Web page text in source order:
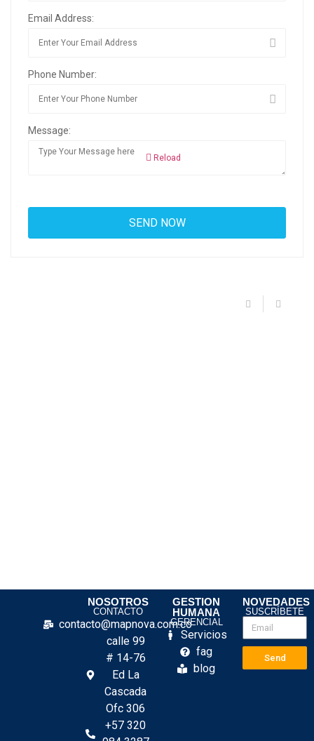
Email Address:
Phone Number:
Message:
Reload
NOSOTROS
CONTACTO
contacto@mapnova.com.co
calle 99
# 14-76
Ed La
Cascada
Ofc 306
+57 320
GESTION
HUMANA
GERENCIAL
Servicios
fag
blog
NOVEDADES
SUSCRÍBETE
Send